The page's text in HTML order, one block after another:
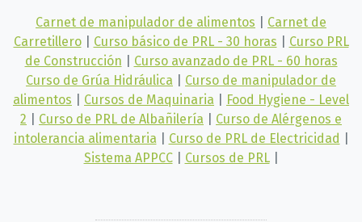
Carnet de manipulador de alimentos
Carnet de
Carretillero
Curso básico de PRL - 30 horas
Curso PRL
de Construcción
Curso avanzado de PRL - 60 horas
Curso de Grúa Hidráulica
Curso de manipulador de
alimentos
Cursos de Maquinaria
Food Hygiene - Level
2
Curso de PRL de Albañilería
Curso de Alérgenos e
intolerancia alimentaria
Curso de PRL de Electricidad
Sistema APPCC
Cursos de PRL